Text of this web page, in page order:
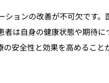
ョンの改善が不可欠です。
は自身の健康状態や期待
安全性と効果を高めること